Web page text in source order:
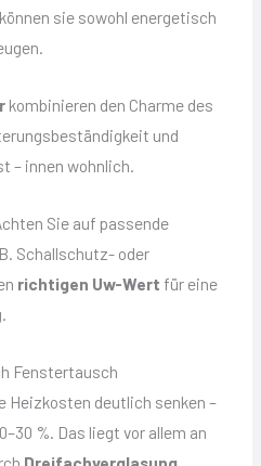
sie sowohl energetisch
kombinieren den Charme des
und
– innen wohnlich.
Sie auf passende
Schallschutz- oder
richtigen Uw-Wert für eine
Fenstertausch
Heizkosten deutlich senken –
%. Das liegt vor allem an